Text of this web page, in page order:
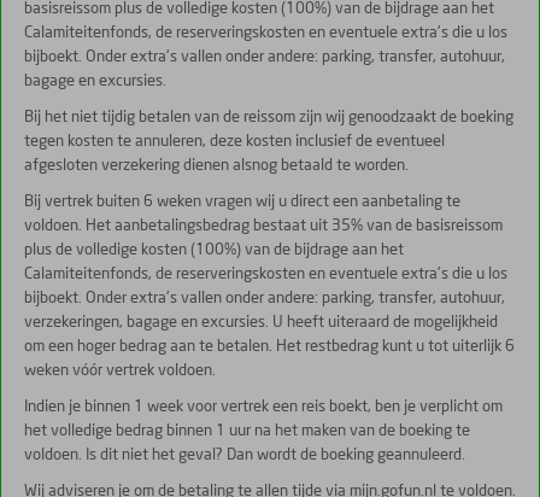
basisreissom plus de volledige kosten (100%) van de bijdrage aan het
Calamiteitenfonds, de reserveringskosten en eventuele extra's die u los
bijboekt. Onder extra's vallen onder andere: parking, transfer, autohuur,
bagage en excursies.
Bij het niet tijdig betalen van de reissom zijn wij genoodzaakt de boeking
tegen kosten te annuleren, deze kosten inclusief de eventueel
afgesloten verzekering dienen alsnog betaald te worden.
Bij vertrek buiten 6 weken vragen wij u direct een aanbetaling te
voldoen. Het aanbetalingsbedrag bestaat uit 35% van de basisreissom
plus de volledige kosten (100%) van de bijdrage aan het
Calamiteitenfonds, de reserveringskosten en eventuele extra's die u los
bijboekt. Onder extra's vallen onder andere: parking, transfer, autohuur,
verzekeringen, bagage en excursies. U heeft uiteraard de mogelijkheid
om een hoger bedrag aan te betalen. Het restbedrag kunt u tot uiterlijk 6
weken vóór vertrek voldoen.
Indien je binnen 1 week voor vertrek een reis boekt, ben je verplicht om
het volledige bedrag binnen 1 uur na het maken van de boeking te
voldoen. Is dit niet het geval? Dan wordt de boeking geannuleerd.
Wij adviseren je om de betaling te allen tijde via mijn.gofun.nl te voldoen.